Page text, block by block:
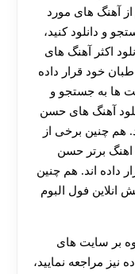
آهنگ های مورد
و دانلود کنید،
اکثر آهنگ های
خود قرار داده
ها به جستجو و
آهنگ های حسن
هم چنین برخی از
این سایت های موسیقی لینک دانلود 40 اهنگ برتر حسن
داده اند. هم چنین
فول البوم
بر سایت های
مراجعه نمایید،